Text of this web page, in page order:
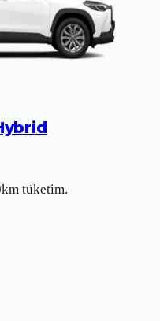
tüketim.